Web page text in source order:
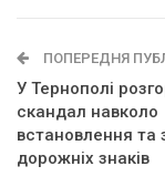
ПОПЕРЕДНЯ
У Тернополі
скандал навколо
встановлення та
дорожніх знаків